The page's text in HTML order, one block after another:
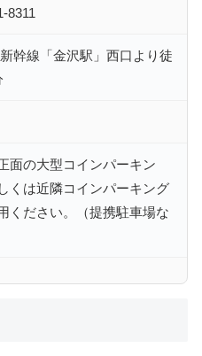
8311
幹線「金沢駅」西口より徒
面の大型コインパーキン
くは近隣コインパーキング
ください。（提携駐車場な